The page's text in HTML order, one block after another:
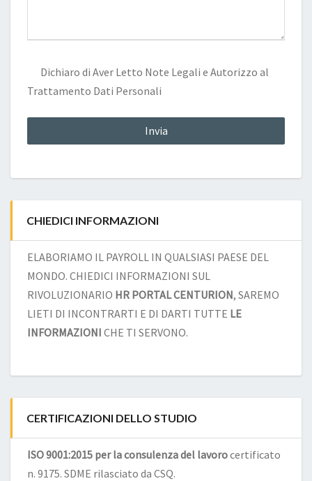
Dichiaro di Aver Letto Note Legali e Autorizzo al
Trattamento Dati Personali
CHIEDICI INFORMAZIONI
ELABORIAMO IL PAYROLL IN QUALSIASI PAESE DEL
MONDO. CHIEDICI INFORMAZIONI SUL
RIVOLUZIONARIO HR PORTAL CENTURION, SAREMO
LIETI DI INCONTRARTI E DI DARTI TUTTE LE
INFORMAZIONI CHE TI SERVONO.
CERTIFICAZIONI DELLO STUDIO
ISO 9001:2015 per la consulenza del lavorocertificato
n. 9175. SDME rilasciato da CSQ.